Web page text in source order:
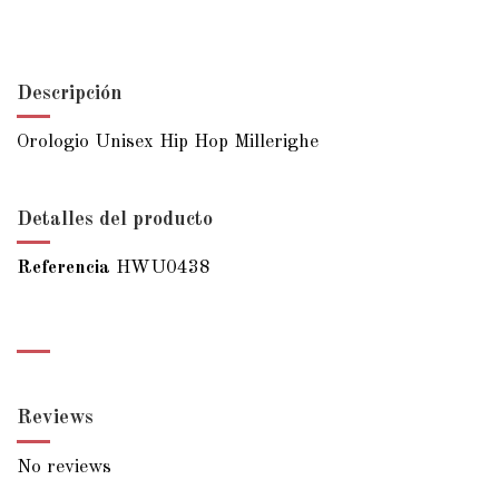
Descripción
Orologio Unisex Hip Hop Millerighe
Detalles del producto
Referencia HWU0438
Reviews
No reviews